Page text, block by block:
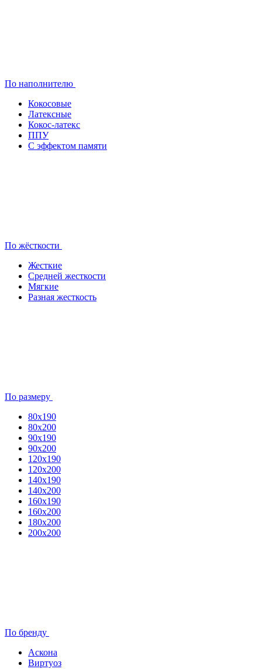
По наполнителю
Кокосовые
Латексные
Кокос-латекс
ППУ
С эффектом памяти
По жёсткости
Жесткие
Средней жесткости
Мягкие
Разная жесткость
По размеру
80x190
80х200
90х190
90х200
120х190
120х200
140х190
140х200
160х190
160х200
180х200
200х200
По бренду
Аскона
Виртуоз